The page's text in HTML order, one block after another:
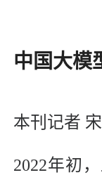
中国大模
本刊记者
2022年初